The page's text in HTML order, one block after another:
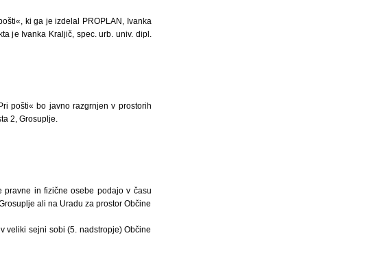
ki ga je izdelal PROPLAN, Ivanka
je Ivanka Kraljič, spec. urb. univ. dipl.
pošti« bo javno razgrnjen v prostorih
2, Grosuplje.
pravne in fizične osebe podajo v času
ali na Uradu za prostor Občine
veliki sejni sobi (5. nadstropje) Občine